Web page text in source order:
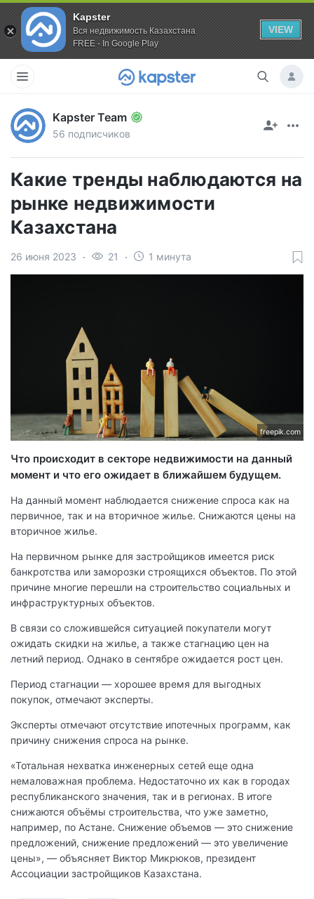
Kapster
Вся недвижимость Казахстана
FREE - In Google Play
VIEW
Kapster Team
56 подписчиков
Какие тренды наблюдаются на
рынке недвижимости
Казахстана
26 июня 2023 21 1 минута
freepik.com
Что происходит в секторе недвижимости на данный
момент и что его ожидает в ближайшем будущем.
На данный момент наблюдается снижение спроса как на
первичное, так и на вторичное жилье. Снижаются цены на
вторичное жилье.
На первичном рынке для застройщиков имеется риск
банкротства или заморозки строящихся объектов. По этой
причине многие перешли на строительство социальных и
инфраструктурных объектов.
В связи со сложившейся ситуацией покупатели могут
ожидать скидки на жилье, а также стагнацию цен на
летний период. Однако в сентябре ожидается рост цен.
Период стагнации — хорошее время для выгодных
покупок, отмечают эксперты.
Эксперты отмечают отсутствие ипотечных программ, как
причину снижения спроса на рынке.
«Тотальная нехватка инженерных сетей еще одна
немаловажная проблема. Недостаточно их как в городах
республиканского значения, так и в регионах. В итоге
снижаются объёмы строительства, что уже заметно,
например, по Астане. Снижение объемов — это снижение
предложений, снижение предложений — это увеличение
цены», — объясняет Виктор Микрюков, президент
Ассоциации застройщиков Казахстана.